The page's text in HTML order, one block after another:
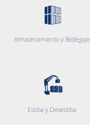
Almacenamiento y Bodegaje
Estiba y Desestiba